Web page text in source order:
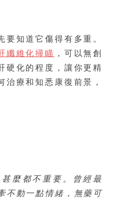
要知道它傷得有多重。
纖維化掃瞄 ，可以無創
硬化的程度，讓你更精
治療和知悉康復前景，
麼都不重要。曾經最
不動一點情緒，無藥可